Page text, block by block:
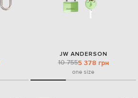
JW ANDERSON
10 7555 378 грн
one size